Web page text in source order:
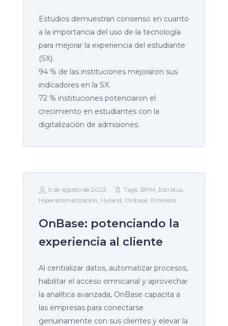
Estudios demuestran consenso en cuanto
a la importancia del uso de la tecnología
para mejorar la experiencia del estudiante
(SX).
94 % de las instituciones mejoraron sus
indicadores en la SX.
72 % instituciones potenciaron el
crecimiento en estudiantes con la
digitalización de admisiones.
9 de agosto de 2023 Tags: BPM Estratus
Hiperatomatización Hyland Onbase Procesos
OnBase: potenciando la
experiencia al cliente
Al centralizar datos, automatizar procesos,
habilitar el acceso omnicanal y aprovechar
la analítica avanzada, OnBase capacita a
las empresas para conectarse
genuinamente con sus clientes y elevar la